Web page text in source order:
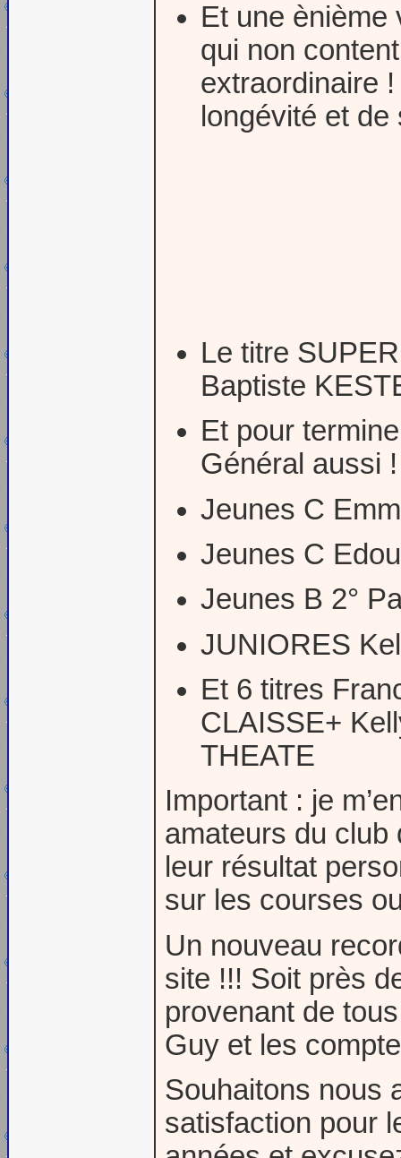
Et une ènième
qui non
extraordinaire
longévité et
Le titre
Baptiste
Et pour
Général aussi
Jeunes C
Jeunes C
Jeunes B 2°
JUNIORES
Et 6 titres
CLAISSE+
THEATE
Important : je
amateurs du club
leur résultat
sur les courses
Un nouveau
site !!! Soit près
provenant de
Guy et les
Souhaitons nous
satisfaction pour